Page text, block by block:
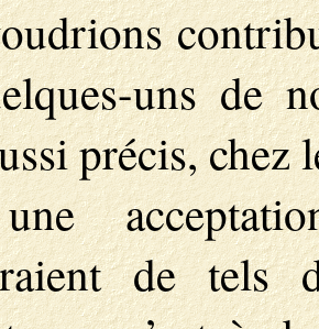
uns de
précis, chez
de